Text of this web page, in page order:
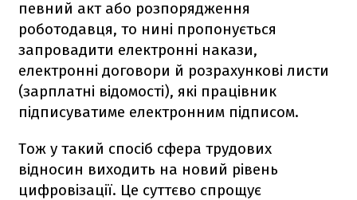
певний акт або розпорядження
роботодавця, то нині пропонується
запровадити електронні накази,
електронні договори й розрахункові листи
(зарплатні відомості), які працівник
підписуватиме електронним підписом.
Тож у такий спосіб сфера трудових
відносин виходить на новий рівень
цифровізації. Це суттєво спрощує